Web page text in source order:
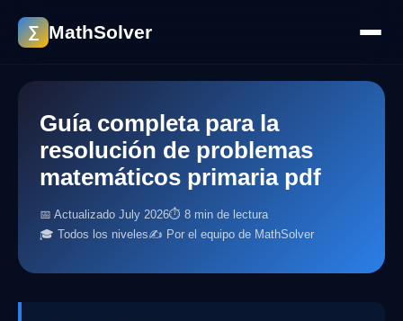
∑ MathSolver
Guía completa para la
resolución de problemas
matemáticos primaria pdf
📅 Actualizado July 2026⏱ 8 min de lectura
🎓 Todos los niveles✍️ Por el equipo de MathSolver